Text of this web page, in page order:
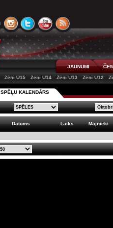
JAUNUMI
Zēni U15 Zēni U14 Zēni U13 Zēni U12
SPĒĻU KALENDĀRS
Datums Laiks Mājnieki